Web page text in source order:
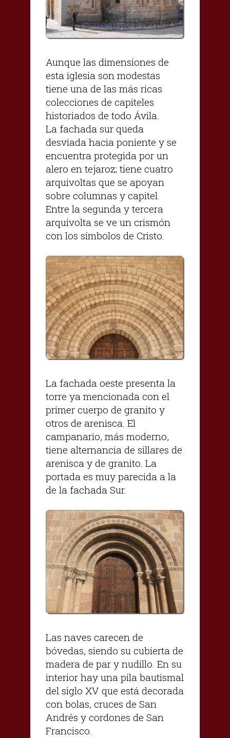
Aunque las dimensiones de
esta iglesia son modestas
tiene una de las más ricas
colecciones de capiteles
historiados de todo Ávila.
La fachada sur queda
desviada hacia poniente y se
encuentra protegida por un
alero en tejaroz; tiene cuatro
arquivoltas que se apoyan
sobre columnas y capitel.
Entre la segunda y tercera
arquivolta se ve un crismón
con los símbolos de Cristo.
La fachada oeste presenta la
torre ya mencionada con el
primer cuerpo de granito y
otros de arenisca. El
campanario, más moderno,
tiene alternancia de sillares de
arenisca y de granito. La
portada es muy parecida a la
de la fachada Sur.
Las naves carecen de
bóvedas, siendo su cubierta de
madera de par y nudillo. En su
interior hay una pila bautismal
del siglo XV que está decorada
con bolas, cruces de San
Andrés y cordones de San
Francisco.